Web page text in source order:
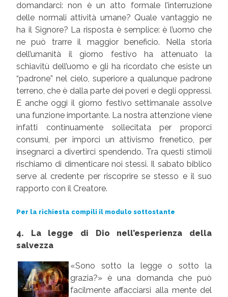
domandarci: non è un atto formale l’interruzione
delle normali attività umane? Quale vantaggio ne
ha il Signore? La risposta è semplice: è l’uomo che
ne può trarre il maggior beneficio. Nella storia
dell’umanità il giorno festivo ha attenuato la
schiavitù dell’uomo e gli ha ricordato che esiste un
“padrone” nel cielo, superiore a qualunque padrone
terreno, che è dalla parte dei poveri e degli oppressi.
E anche oggi il giorno festivo settimanale assolve
una funzione importante. La nostra attenzione viene
infatti continuamente sollecitata per proporci
consumi, per imporci un attivismo frenetico, per
insegnarci a divertirci spendendo. Tra questi stimoli
rischiamo di dimenticare noi stessi. Il sabato biblico
serve al credente per riscoprire se stesso e il suo
rapporto con il Creatore.
Per la richiesta compili il modulo sottostante
4. La legge di Dio nell’esperienza della
salvezza
«Sono sotto la legge o sotto la
grazia?» è una domanda che può
facilmente affacciarsi alla mente del